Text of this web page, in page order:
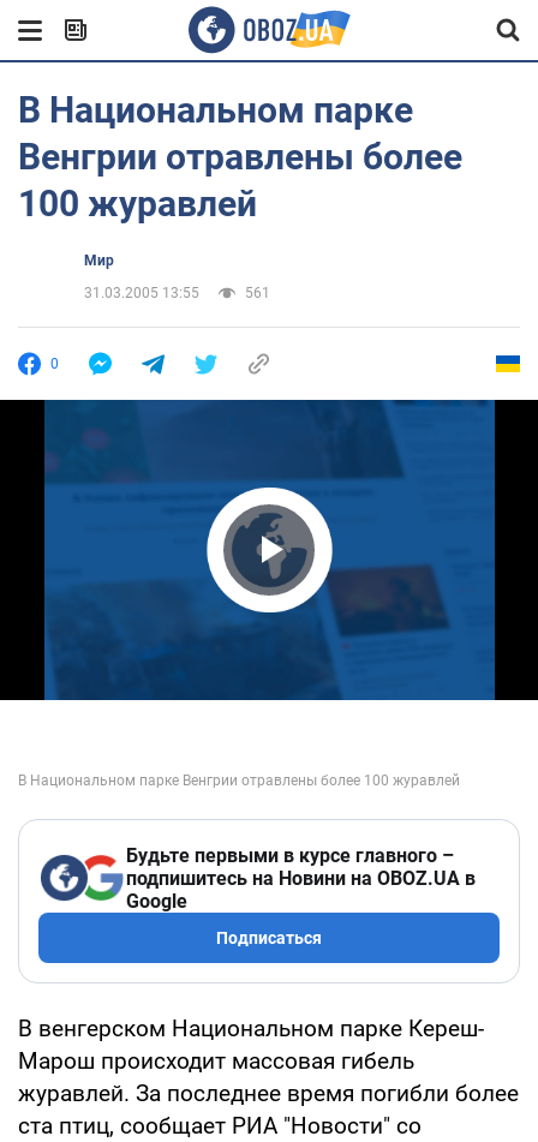
В Национальном парке
Венгрии отравлены более
100 журавлей
Мир
31.03.2005 13:55
561
0
Play Video
Будьте первыми в курсе главного –
подпишитесь на Новини на OBOZ.UA в
Google
Подписаться
В венгерском Национальном парке Кереш-
Марош происходит массовая гибель
журавлей. За последнее время погибли более
ста птиц, сообщает РИА "Новости" со